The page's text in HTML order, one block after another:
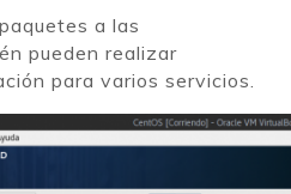
a las
pueden realizar
para varios servicios.